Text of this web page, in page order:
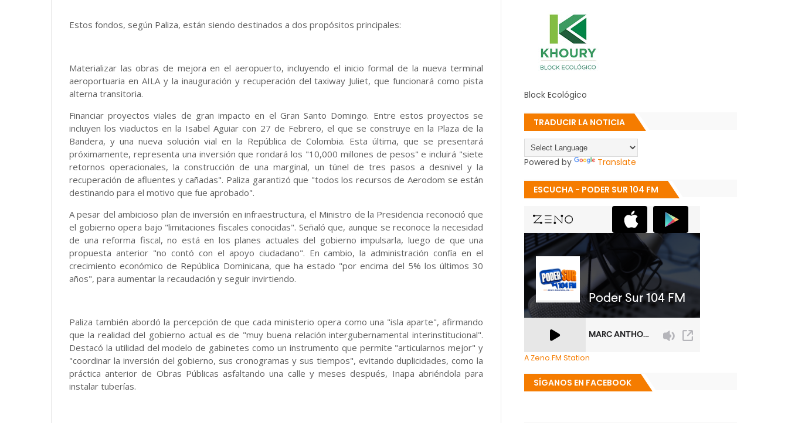
Estos fondos, según Paliza, están siendo destinados a dos propósitos principales:
Materializar las obras de mejora en el aeropuerto, incluyendo el inicio formal de la nueva terminal
aeroportuaria en AILA y la inauguración y recuperación del taxiway Juliet, que funcionará como pista
alterna transitoria.
Financiar proyectos viales de gran impacto en el Gran Santo Domingo. Entre estos proyectos se
incluyen los viaductos en la Isabel Aguiar con 27 de Febrero, el que se construye en la Plaza de la
Bandera, y una nueva solución vial en la República de Colombia. Esta última, que se presentará
próximamente, representa una inversión que rondará los "10,000 millones de pesos" e incluirá "siete
retornos operacionales, la construcción de una marginal, un túnel de tres pasos a desnivel y la
recuperación de afluentes y cañadas". Paliza garantizó que "todos los recursos de Aerodom se están
destinando para el motivo que fue aprobado".
A pesar del ambicioso plan de inversión en infraestructura, el Ministro de la Presidencia reconoció que
el gobierno opera bajo "limitaciones fiscales conocidas". Señaló que, aunque se reconoce la necesidad
de una reforma fiscal, no está en los planes actuales del gobierno impulsarla, luego de que una
propuesta anterior "no contó con el apoyo ciudadano". En cambio, la administración confía en el
crecimiento económico de República Dominicana, que ha estado "por encima del 5% los últimos 30
años", para aumentar la recaudación y seguir invirtiendo.
Paliza también abordó la percepción de que cada ministerio opera como una "isla aparte", afirmando
que la realidad del gobierno actual es de "muy buena relación intergubernamental interinstitucional".
Destacó la utilidad del modelo de gabinetes como un instrumento que permite "articularnos mejor" y
"coordinar la inversión del gobierno, sus cronogramas y sus tiempos", evitando duplicidades, como la
práctica anterior de Obras Públicas asfaltando una calle y meses después, Inapa abriéndola para
instalar tuberías.
Block Ecológico
TRADUCIR LA NOTICIA
Powered by Translate
ESCUCHA - PODER SUR 104 FM
A Zeno.FM Station
SÍGANOS EN FACEBOOK